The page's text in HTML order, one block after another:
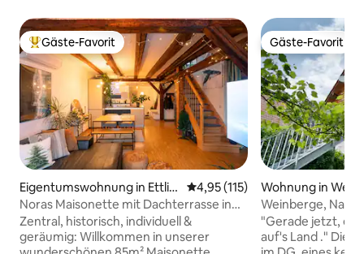
Beliebter Gäste-Favorit.
Gäste-Favorit
Eigentumswohnung in Ettlin
gen
Durchschnittliche Bewertung:
4,95 (115)
Noras Maisonette mit Dachterrasse in
der Altstadt
Zentral, historisch, individuell &
geräumig: Willkommen in unserer
Gäste-Favorit
Gäste-Favorit
Wohnung in
Weinberge,
Umgebung
"Gerade jetzt,
auf's Land ." Die